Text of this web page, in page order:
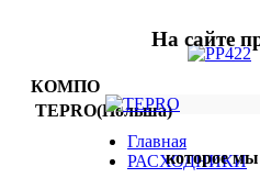
Главная
РАСХОДНИКИ
На сайте
КОМПО
TEPRO(Польша)
которое